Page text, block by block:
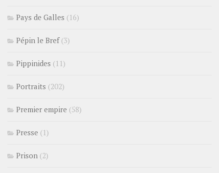
Pays de Galles (16)
Pépin le Bref(3)
Pippinides (11)
Portraits (202)
Premier empire (58)
Presse (1)
Prison (2)